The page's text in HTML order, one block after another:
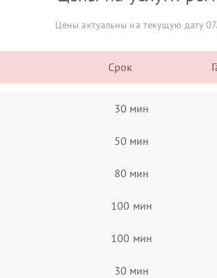
Цены актуальны на текущую дату
Срок
30 мин
50 мин
80 мин
100 мин
100 мин
30 мин